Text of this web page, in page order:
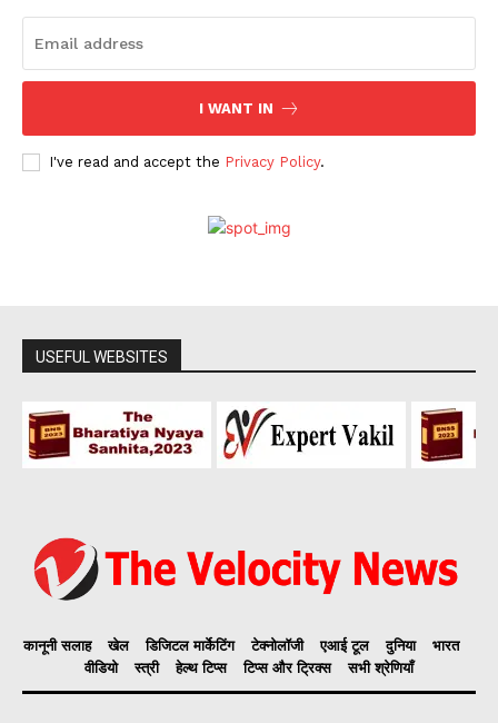
I WANT IN
I've read and accept the Privacy Policy.
USEFUL WEBSITES
कानूनी सलाह खेल डिजिटल मार्केटिंग टेक्नोलॉजी एआई टूल दुनिया
भारत
वीडियो
स्त्री हेल्थ टिप्स टिप्स और ट्रिक्स सभी श्रेणियाँ